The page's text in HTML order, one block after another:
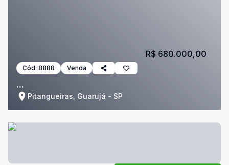
Cód: 8888 Venda
...
Pitangueiras, Guarujá - SP
R$ 680.000,00